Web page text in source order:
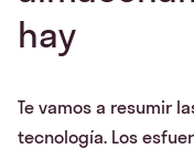
hay
Te vamos a resumir
tecnología. Los